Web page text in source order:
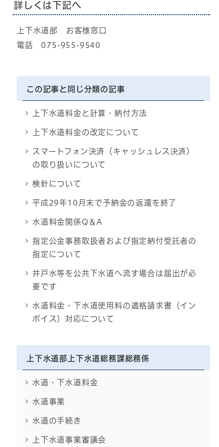
詳しくは下記へ
上下水道部 お客様窓口
電話 075-955-9540
この記事と同じ分類の記事
上下水道料金と計算・納付方法
上下水道料金の改定について
スマートフォン決済（キャッシュレス決済）
の取り扱いについて
検針について
平成29年10月末で予納金の返還を終了
水道料金関係Q＆A
指定公金事務取扱者および指定納付受託者の
指定について
井戸水等を公共下水道へ流す場合は届出が必
要です
水道料金・下水道使用料の適格請求書（イン
ボイス）対応について
上下水道部上下水道総務課総務係
水道・下水道料金
水道事業
水道の手続き
上下水道事業審議会